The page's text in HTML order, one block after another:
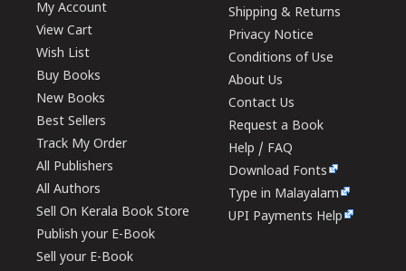
My Account
View Cart
Wish List
Buy Books
New Books
Best Sellers
Track My Order
All Publishers
All Authors
Sell On Kerala Book Store
Publish your E-Book
Sell your E-Book
Shipping & Returns
Privacy Notice
Conditions of Use
About Us
Contact Us
Request a Book
Help / FAQ
Download Fonts
Type in Malayalam
UPI Payments Help